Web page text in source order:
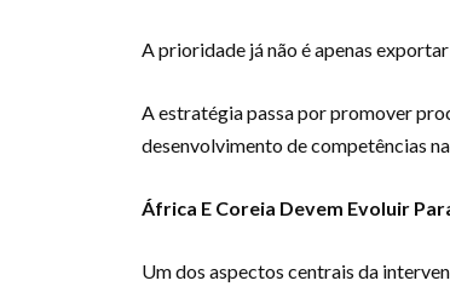
A prioridade já não é apenas
A estratégia passa por promover
desenvolvimento de competências
África E Coreia Devem Evoluir
Um dos aspectos centrais da